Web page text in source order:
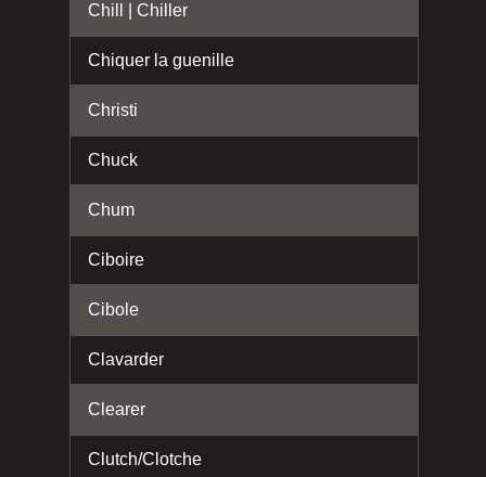
Chill | Chiller
Chiquer la guenille
Christi
Chuck
Chum
Ciboire
Cibole
Clavarder
Clearer
Clutch/Clotche